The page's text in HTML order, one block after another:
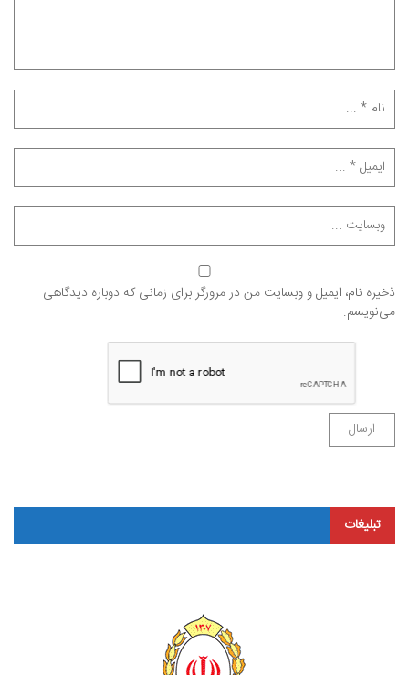
ذخیره نام، ایمیل و وبسایت من در مرورگر برای زمانی که دوباره دیدگاهی
می‌نویسم.
تبلیغات